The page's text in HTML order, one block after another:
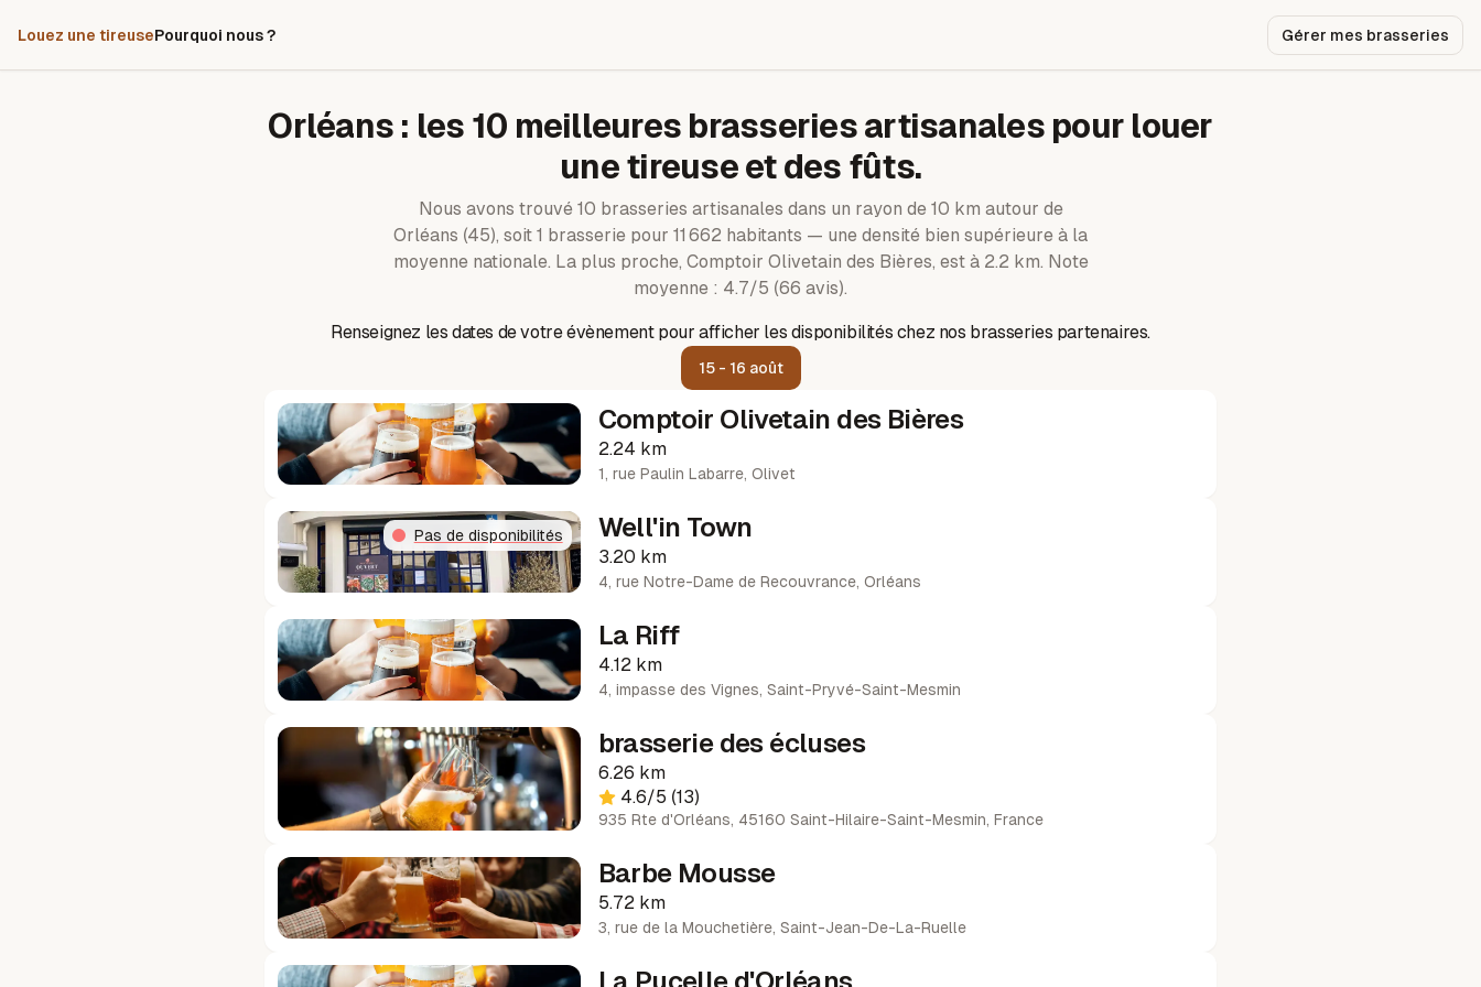
Louez une tireusePourquoi nous ? Gérer mes brasseries
Orléans : les 10 meilleures brasseries artisanales pour louer
une tireuse et des fûts.
Nous avons trouvé 10 brasseries artisanales dans un rayon de 10 km autour de
Orléans (45), soit 1 brasserie pour 11 662 habitants — une densité bien supérieure à la
moyenne nationale. La plus proche, Comptoir Olivetain des Bières, est à 2.2 km. Note
moyenne : 4.7/5 (66 avis).
Renseignez les dates de votre évènement pour afficher les disponibilités chez nos brasseries partenaires.
15 - 16 août
Comptoir Olivetain des Bières
2.24 km
1, rue Paulin Labarre, Olivet
Pas de disponibilités Well'in Town
3.20 km
4, rue Notre-Dame de Recouvrance, Orléans
La Riff
4.12 km
4, impasse des Vignes, Saint-Pryvé-Saint-Mesmin
brasserie des écluses
6.26 km
4.6/5 (13)
935 Rte d'Orléans, 45160 Saint-Hilaire-Saint-Mesmin, France
Barbe Mousse
5.72 km
3, rue de la Mouchetière, Saint-Jean-De-La-Ruelle
La Pucelle d'Orléans